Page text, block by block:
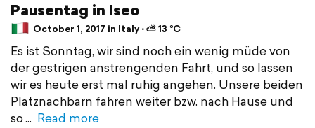
Pausentag in Iseo
October 1, 2017 in Italy ⋅ ⛅ 13 °C
Es ist Sonntag, wir sind noch ein wenig müde von
der gestrigen anstrengenden Fahrt, und so lassen
wir es heute erst mal ruhig angehen. Unsere beiden
Platznachbarn fahren weiter bzw. nach Hause und
so
Read more